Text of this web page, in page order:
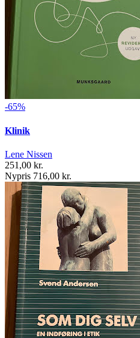
-65%
Klinik
Lene Nissen
251,00 kr.
Nypris 716,00 kr.